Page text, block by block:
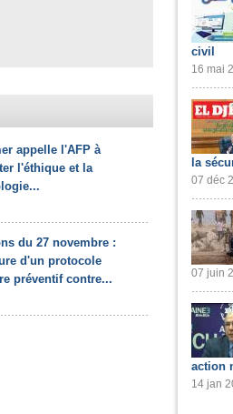
appelle l'AFP à
l'éthique et la
du 27 novembre :
d'un protocole
préventif contre...
civil
16 mai
la
07 déc
07 juin
action
14 jan